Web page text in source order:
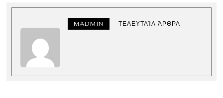
MADMIN ΤΕΛΕΥΤΑΊΑ ΆΡΘΡΑ